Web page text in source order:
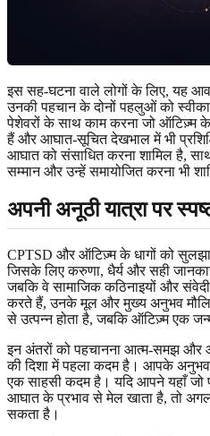
इस सह-घटना वाले लोगों के लिए, यह
उनकी पहचान के दोनों पहलुओं को
पेशेवरों के साथ काम करना जो ऑटिज़्म
हैं और आघात-सूचित देखभाल में भी
आघात को संसाधित करना शामिल है,
सम्मान और उन्हें समायोजित करना भी
अपनी अनूठी यात्रा पर
CPTSD और ऑटिज़्म के धागों को
जिसके लिए करुणा, धैर्य और सही
जबकि वे सामाजिक कठिनाइयों और
करते हैं, उनके मूल और मुख्य अनुभव
से उत्पन्न होता है, जबकि ऑटिज़्म एक
इन अंतरों को पहचानना आत्म-समझ और
की दिशा में पहला कदम है। आपके
एक साहसी कदम है। यदि आपने यहाँ जो
आघात के प्रभाव से मेल खाता है, तो
सकता है।